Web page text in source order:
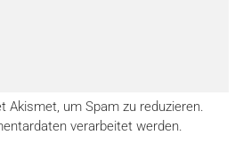
Akismet, um Spam zu reduzieren.
verarbeitet werden.